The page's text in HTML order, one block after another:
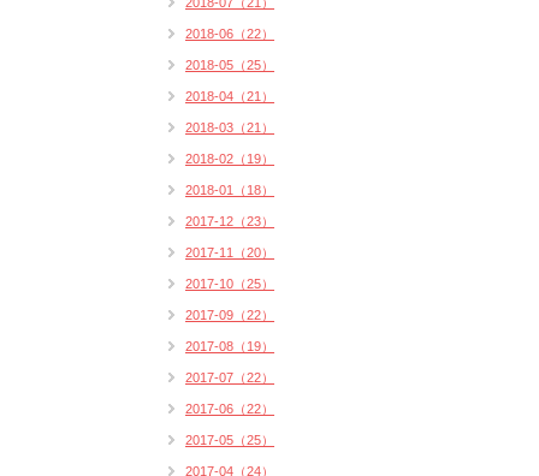
2018-06（22）
2018-05（25）
2018-04（21）
2018-03（21）
2018-02（19）
2018-01（18）
2017-12（23）
2017-11（20）
2017-10（25）
2017-09（22）
2017-08（19）
2017-07（22）
2017-06（22）
2017-05（25）
2017-04（24）